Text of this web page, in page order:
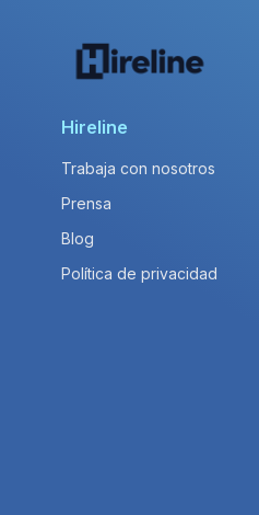
Hireline
Trabaja con nosotros
Prensa
Blog
Política de privacidad